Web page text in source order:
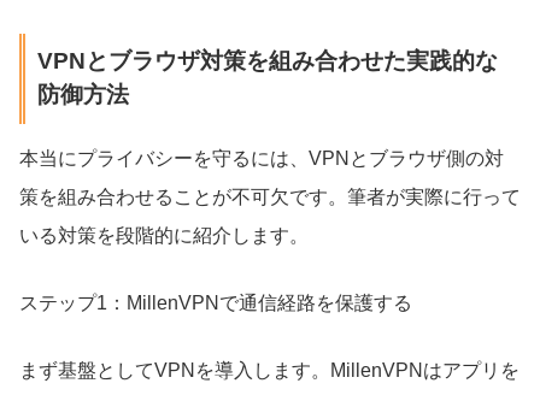
VPNとブラウザ対策を組み合わせた実践的な
防御方法
本当にプライバシーを守るには、VPNとブラウザ側の対
策を組み合わせることが不可欠です。筆者が実際に行って
いる対策を段階的に紹介します。
ステップ1：MillenVPNで通信経路を保護する
まず基盤としてVPNを導入します。MillenVPNはアプリを